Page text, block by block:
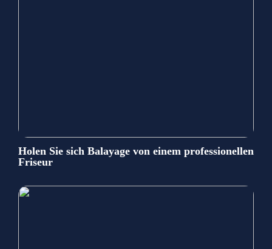
Holen Sie sich Balayage von einem professionellen
Friseur